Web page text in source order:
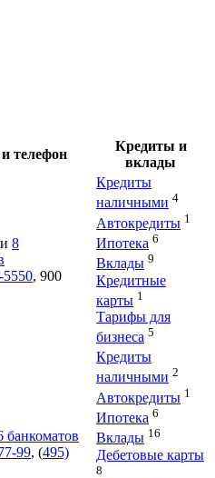
телефон
Кредиты и
вклады
и 8
5550, 900
Кредиты
наличными 4
Автокредиты 1
Ипотека 6
Вклады 9
Кредитные
карты 1
Тарифы для
бизнеса 5
банкоматов
99, (495)
Кредиты
наличными 2
Автокредиты 1
Ипотека 6
Вклады 16
Дебетовые карты
8